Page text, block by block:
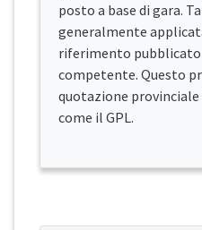
posto a base di gara.
generalmente
riferimento pubblicato
competente. Questo
quotazione
come il GPL.